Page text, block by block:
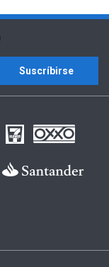
Suscríbirse